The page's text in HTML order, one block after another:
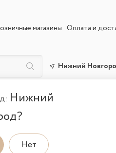
магазины Оплата и
Нижний
Нижний
Нет
Спальные гарнитуры